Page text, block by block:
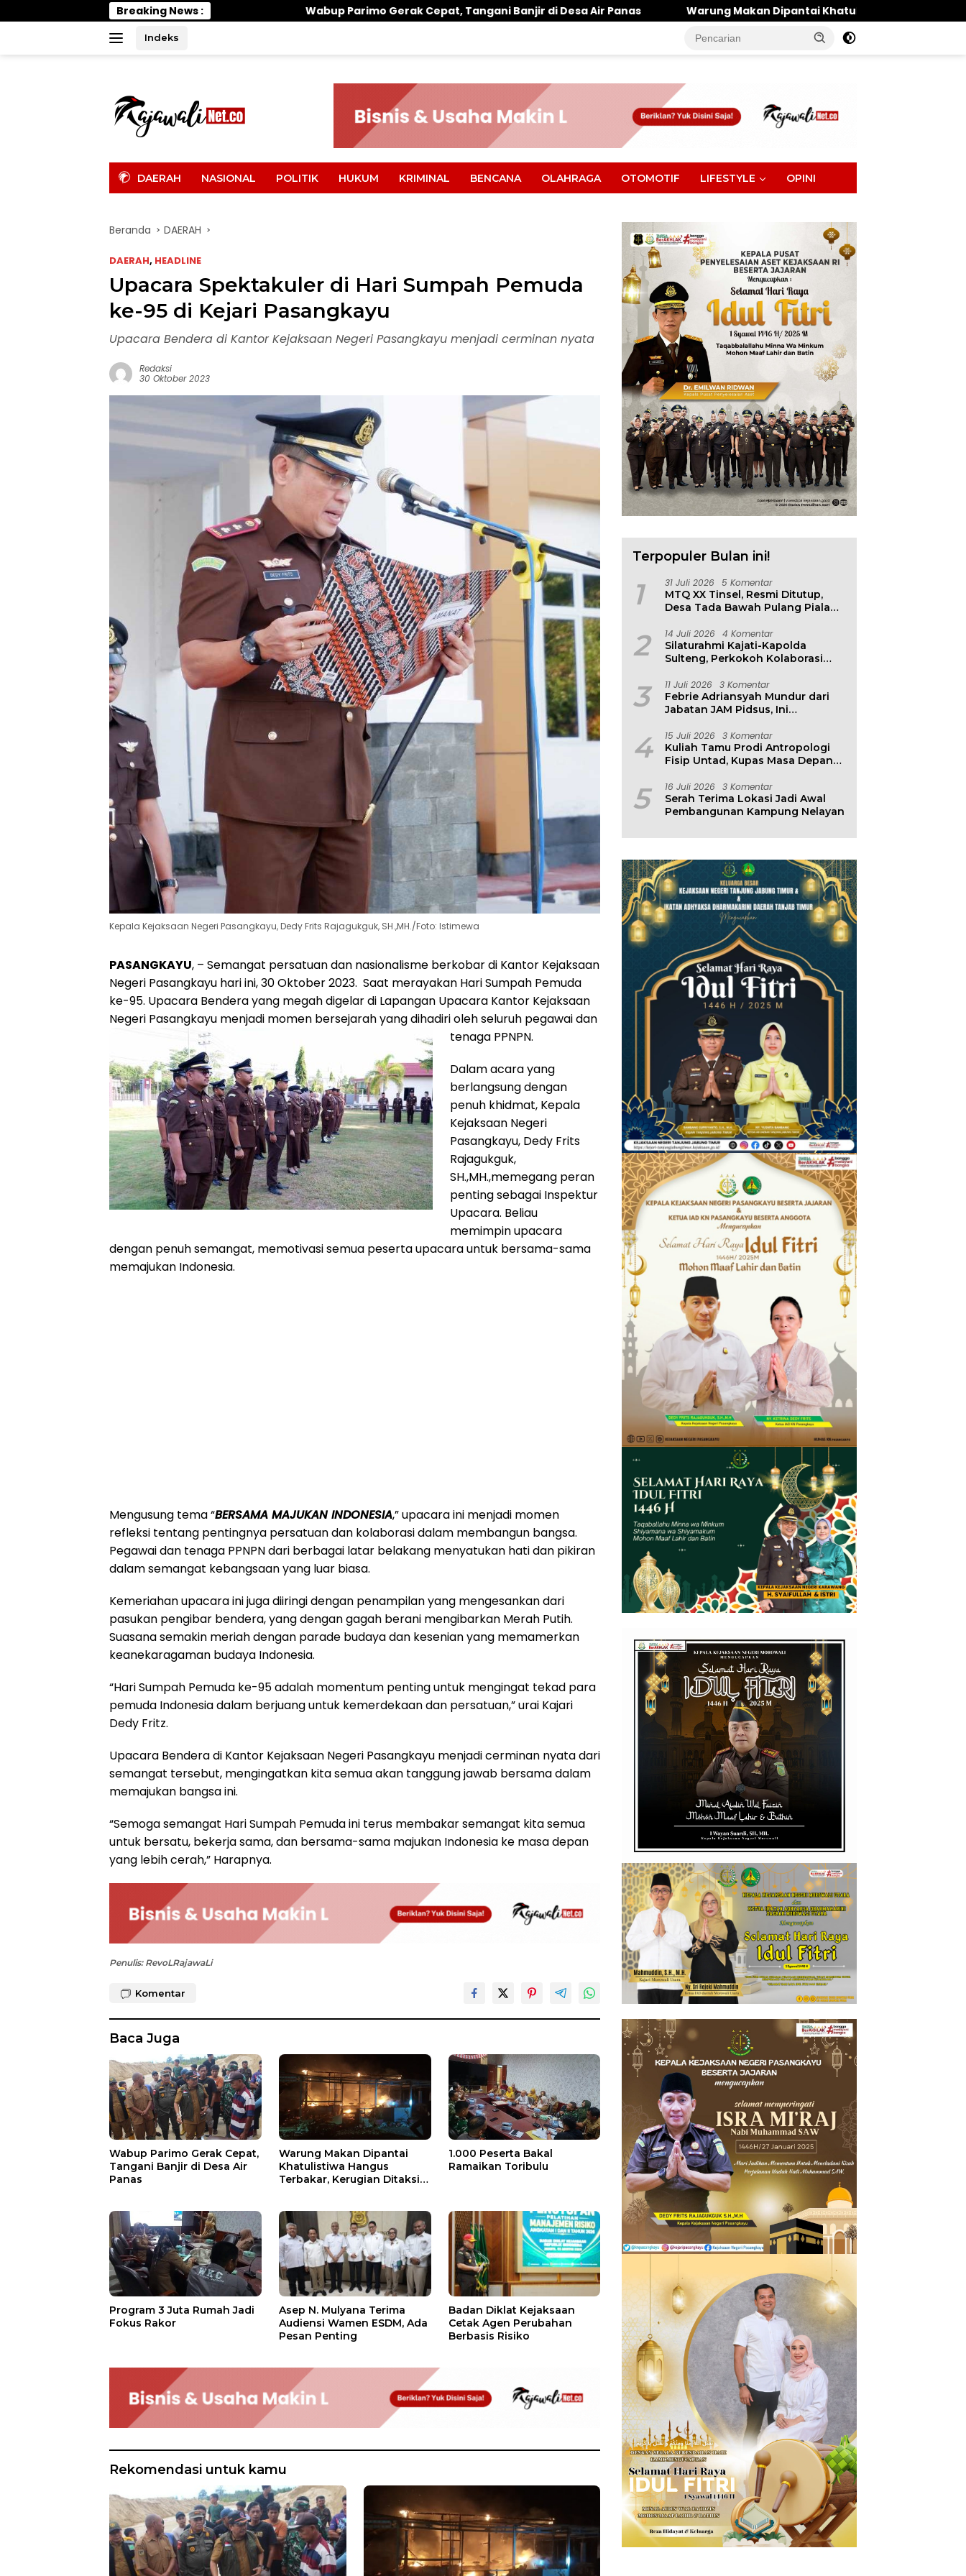
ke
Breaking News :Wabup Parimo Gerak Cepat, Tangani Banjir di Desa Air Panas Warung Makan Dipantai Khatulistiwa Hangus Terbakar, Kerugian
Indeks
DAERAH NASIONAL POLITIK HUKUM KRIMINAL BENCANA OLAHRAGA OTOMOTIF LIFESTYLE OPINI
Beranda DAERAH
DAERAH, HEADLINE
Upacara Spektakuler di Hari Sumpah Pemuda
ke-95 di Kejari Pasangkayu
Upacara Bendera di Kantor Kejaksaan Negeri Pasangkayu menjadi cerminan nyata
Redaksi
30 Oktober 2023
Kepala Kejaksaan Negeri Pasangkayu, Dedy Frits Rajagukguk, SH.,MH./Foto: Istimewa
PASANGKAYU, – Semangat persatuan dan nasionalisme berkobar di Kantor Kejaksaan
Negeri Pasangkayu hari ini, 30 Oktober 2023. Saat merayakan Hari Sumpah Pemuda
ke-95. Upacara Bendera yang megah digelar di Lapangan Upacara Kantor Kejaksaan
Negeri Pasangkayu menjadi momen bersejarah yang dihadiri oleh seluruh pegawai dan
tenaga PPNPN.
Dalam acara yang
berlangsung dengan
penuh khidmat, Kepala
Kejaksaan Negeri
Pasangkayu, Dedy Frits
Rajagukguk,
SH.,MH.,memegang peran
penting sebagai Inspektur
Upacara. Beliau
memimpin upacara
dengan penuh semangat, memotivasi semua peserta upacara untuk bersama-sama
memajukan Indonesia.
Mengusung tema “BERSAMA MAJUKAN INDONESIA,” upacara ini menjadi momen
refleksi tentang pentingnya persatuan dan kolaborasi dalam membangun bangsa.
Pegawai dan tenaga PPNPN dari berbagai latar belakang menyatukan hati dan pikiran
dalam semangat kebangsaan yang luar biasa.
Kemeriahan upacara ini juga diiringi dengan penampilan yang mengesankan dari
pasukan pengibar bendera, yang dengan gagah berani mengibarkan Merah Putih.
Suasana semakin meriah dengan parade budaya dan kesenian yang memamerkan
keanekaragaman budaya Indonesia.
“Hari Sumpah Pemuda ke-95 adalah momentum penting untuk mengingat tekad para
pemuda Indonesia dalam berjuang untuk kemerdekaan dan persatuan,” urai Kajari
Dedy Fritz.
Upacara Bendera di Kantor Kejaksaan Negeri Pasangkayu menjadi cerminan nyata dari
semangat tersebut, mengingatkan kita semua akan tanggung jawab bersama dalam
memajukan bangsa ini.
“Semoga semangat Hari Sumpah Pemuda ini terus membakar semangat kita semua
untuk bersatu, bekerja sama, dan bersama-sama majukan Indonesia ke masa depan
yang lebih cerah,” Harapnya.
Penulis: RevoLRajawaLi
Komentar
Baca Juga
Wabup Parimo Gerak Cepat,
Tangani Banjir di Desa Air
Panas
Warung Makan Dipantai
Khatulistiwa Hangus
Terbakar, Kerugian Ditaksir
1.000 Peserta Bakal
Ramaikan Toribulu
Program 3 Juta Rumah Jadi
Fokus Rakor
Asep N. Mulyana Terima
Audiensi Wamen ESDM, Ada
Pesan Penting
Badan Diklat Kejaksaan
Cetak Agen Perubahan
Berbasis Risiko
Rekomendasi untuk kamu
Terpopuler Bulan ini!
1 31 Juli 2026 5 Komentar
MTQ XX Tinsel, Resmi Ditutup,
Desa Tada Bawah Pulang Piala
2 14 Juli 2026 4 Komentar
Silaturahmi Kajati-Kapolda
Sulteng, Perkokoh Kolaborasi
3 11 Juli 2026 3 Komentar
Febrie Adriansyah Mundur dari
Jabatan JAM Pidsus, Ini
4 15 Juli 2026 3 Komentar
Kuliah Tamu Prodi Antropologi
Fisip Untad, Kupas Masa Depan
Lingkungan
5 16 Juli 2026 3 Komentar
Serah Terima Lokasi Jadi Awal
Pembangunan Kampung Nelayan